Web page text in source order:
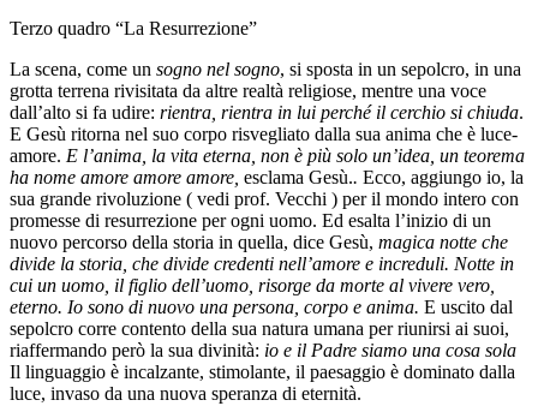
Terzo quadro “La Resurrezione”
La scena, come un sogno nel sogno, si sposta in un sepolcro, in una
grotta terrena rivisitata da altre realtà religiose, mentre una voce
dall’alto si fa udire: rientra, rientra in lui perché il cerchio si chiuda.
E Gesù ritorna nel suo corpo risvegliato dalla sua anima che è luce-
amore. E l’anima, la vita eterna, non è più solo un’idea, un teorema
ha nome amore amore amore, esclama Gesù.. Ecco, aggiungo io, la
sua grande rivoluzione ( vedi prof. Vecchi ) per il mondo intero con
promesse di resurrezione per ogni uomo. Ed esalta l’inizio di un
nuovo percorso della storia in quella, dice Gesù, magica notte che
divide la storia, che divide credenti nell’amore e increduli. Notte in
cui un uomo, il figlio dell’uomo, risorge da morte al vivere vero,
eterno. Io sono di nuovo una persona, corpo e anima. E uscito dal
sepolcro corre contento della sua natura umana per riunirsi ai suoi,
riaffermando però la sua divinità: io e il Padre siamo una cosa sola
Il linguaggio è incalzante, stimolante, il paesaggio è dominato dalla
luce, invaso da una nuova speranza di eternità.